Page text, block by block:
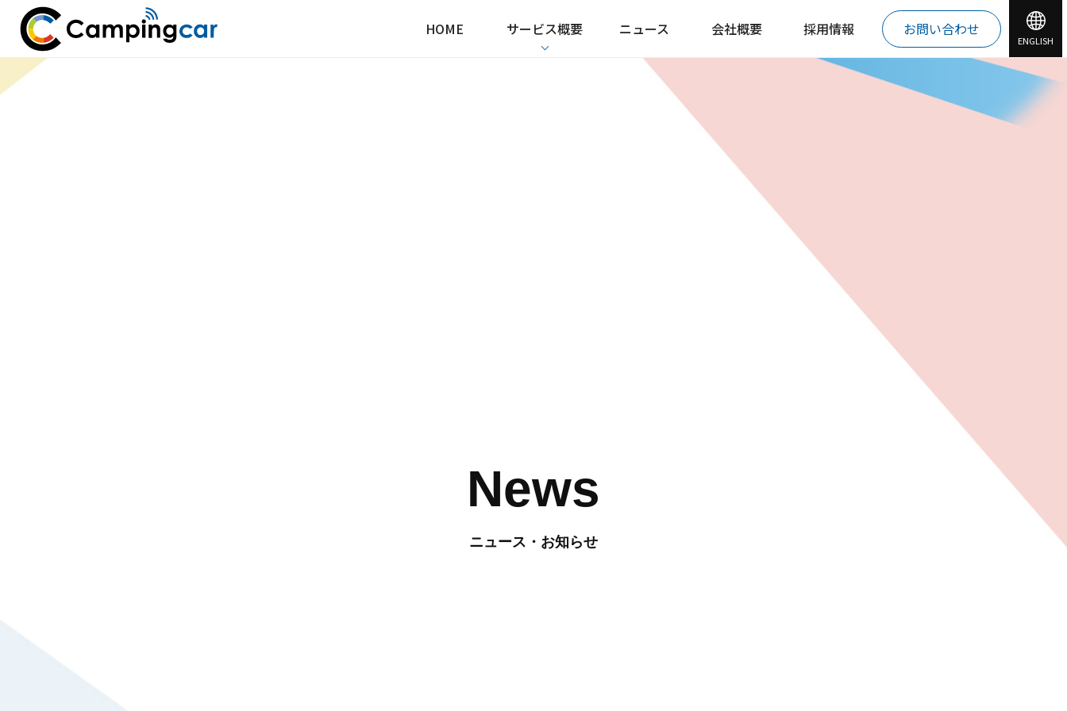
HOME サービス概要 ニュース 会社概要 採用情報 お問い合わせ
ENGLISH
News
ニュース・お知らせ